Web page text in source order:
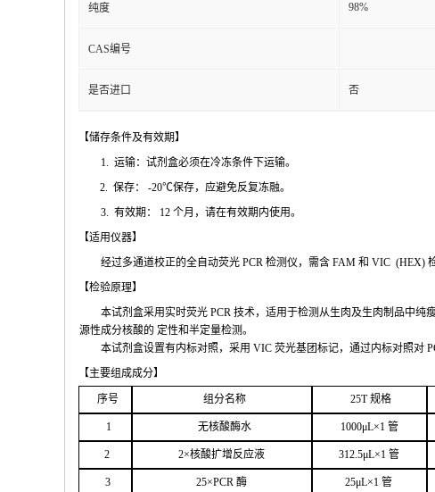
纯度 98%
CAS编号
是否进口 否
【储存条件及有效期】
1.运输：试剂盒必须在冷冻条件下运输。
2.保存： -20℃保存，应避免反复冻融。
3. 有效期： 12 个月，请在有效期内使用。
【适用仪器】
经过多通道校正的全自动荧光 PCR 检测仪，需含 FAM 和 VIC (HEX)
【检验原理】
本试剂盒采用实时荧光 PCR 技术，适用于检测从生肉及生肉制品中纯
源性成分核酸的 定性和半定量检测。
本试剂盒设置有内标对照，采用 VIC 荧光基团标记，通过内标对照对
【主要组成成分】
序号 组分名称 25T规格
1 无核酸酶水 1000μL×1 管
2 2×核酸扩增反应液 312.5μL×1 管
3 25×PCR 酶 25μL×1 管